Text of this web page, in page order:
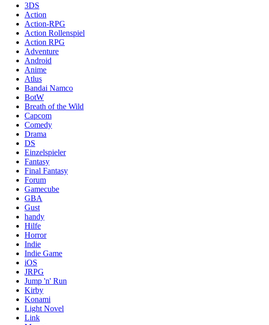
3DS
Action
Action-RPG
Action Rollenspiel
Action RPG
Adventure
Android
Anime
Atlus
Bandai Namco
BotW
Breath of the Wild
Capcom
Comedy
Drama
DS
Einzelspieler
Fantasy
Final Fantasy
Forum
Gamecube
GBA
Gust
handy
Hilfe
Horror
Indie
Indie Game
iOS
JRPG
Jump 'n' Run
Kirby
Konami
Light Novel
Link